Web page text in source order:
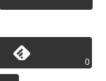
0